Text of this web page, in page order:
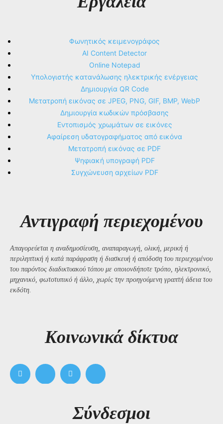
Φωνητικός κειμενογράφος
AI Content Detector
Online Notepad
Υπολογιστής κατανάλωσης ηλεκτρικής ενέργειας
Δημιουργία QR Code
Μετατροπή εικόνας σε JPEG, PNG, GIF, BMP, WebP
Δημιουργία κωδικών πρόσβασης
Εντοπισμός χρωμάτων σε εικόνες
Αφαίρεση υδατογραφήματος από εικόνα
Μετατροπή εικόνας σε PDF
Ψηφιακή υπογραφή PDF
Συγχώνευση αρχείων PDF
Αντιγραφή περιεχομένου
Απαγορεύεται η αναδημοσίευση, αναπαραγωγή, ολική, μερική ή
περιληπτική ή κατά παράφραση ή διασκευή ή απόδοση του περιεχομένου
του παρόντος διαδικτυακού τόπου με οποιονδήποτε τρόπο, ηλεκτρονικό,
μηχανικό, φωτοτυπικό ή άλλο, χωρίς την προηγούμενη γραπτή άδεια του
εκδότη.
Kοινωνικά δίκτυα
Σύνδεσμοι